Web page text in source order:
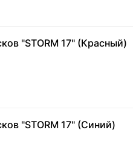
"STORM 17" (Красный)
"STORM 17" (Синий)